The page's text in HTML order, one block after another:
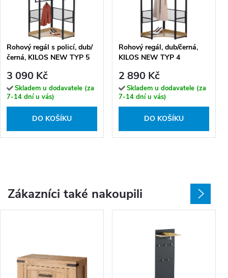
Rohový regál s policí, dub/
černá, KILOS NEW TYP 5
3 090 Kč
Skladem u dodavatele (za
7-14 dní u vás)
DO KOŠÍKU
Rohový regál, dub/černá,
KILOS NEW TYP 4
2 890 Kč
Skladem u dodavatele (za
7-14 dní u vás)
DO KOŠÍKU
Zákazníci také nakoupili